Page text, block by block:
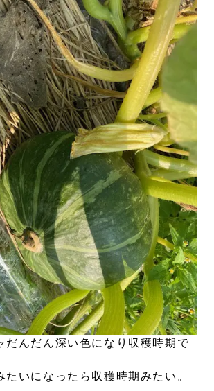
だんだん深い色になり収穫時期で
たいになったら収穫時期みたい。